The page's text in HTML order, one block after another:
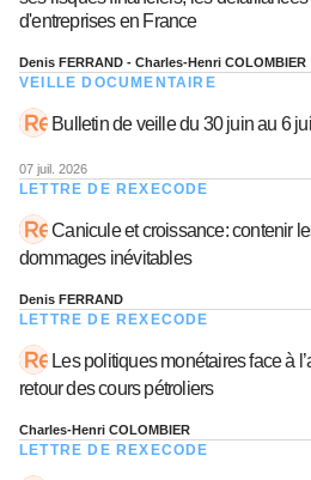
d'entreprises en France
Denis FERRAND - Charles-Henri COLOMBIER
VEILLE DOCUMENTAIRE
Bulletin de veille du 30 juin au 6
07 juil. 2026
LETTRE DE REXECODE
Canicule et croissance: contenir
dommages inévitables
Denis FERRAND
LETTRE DE REXECODE
Les politiques monétaires face à
retour des cours pétroliers
Charles-Henri COLOMBIER
LETTRE DE REXECODE